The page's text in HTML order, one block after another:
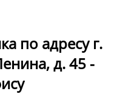
по адресу г.
д. 45 -